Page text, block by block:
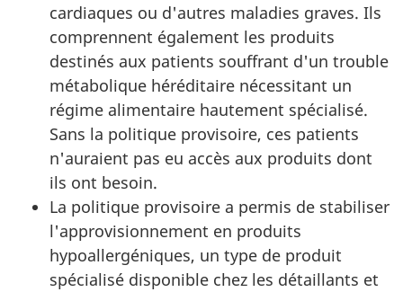
cardiaques ou d'autres maladies graves. Ils
comprennent également les produits
destinés aux patients souffrant d'un trouble
métabolique héréditaire nécessitant un
régime alimentaire hautement spécialisé.
Sans la politique provisoire, ces patients
n'auraient pas eu accès aux produits dont
ils ont besoin.
La politique provisoire a permis de stabiliser
l'approvisionnement en produits
hypoallergéniques, un type de produit
spécialisé disponible chez les détaillants et